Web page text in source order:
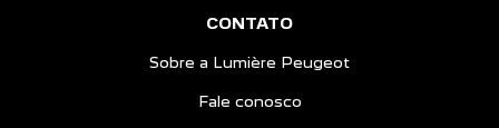
CONTATO
Sobre a Lumière Peugeot
Fale conosco